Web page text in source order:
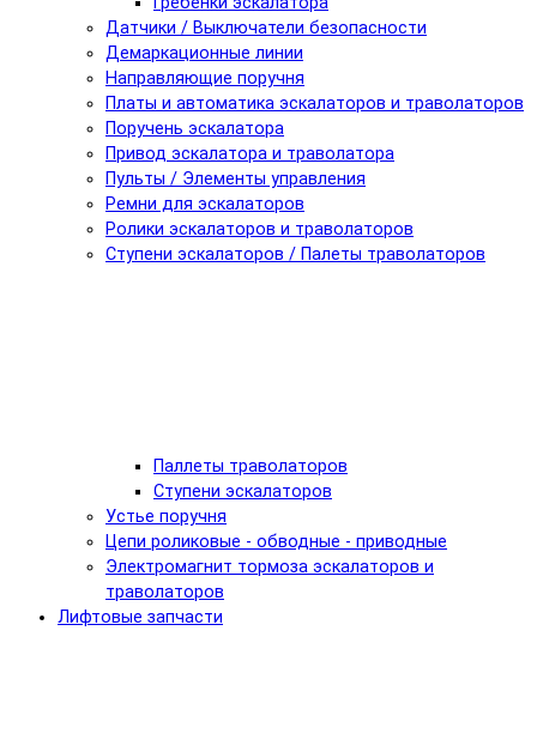
Датчики / Выключатели безопасности
Демаркационные линии
Направляющие поручня
Платы и автоматика эскалаторов и траволаторов
Поручень эскалатора
Привод эскалатора и траволатора
Пульты / Элементы управления
Ремни для эскалаторов
Ролики эскалаторов и траволаторов
Ступени эскалаторов / Палеты траволаторов
Паллеты траволаторов
Ступени эскалаторов
Устье поручня
Цепи роликовые - обводные - приводные
Электромагнит тормоза эскалаторов и
траволаторов
Лифтовые запчасти